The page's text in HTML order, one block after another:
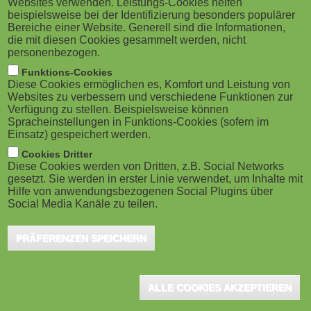
M
o
b
i
l
e
)
g
a
o
n
vereinfachte Sprache in PINKpro, seinen KI-
gestützten Coach für Human Skills. Ziel ist es, digitale
Weiterbildung allen Mitarbeitenden zugänglich zu
machen – unabhängig von Sprachkompetenz oder
Bildungsniveau. Nutzer:innen können die vereinfachte
Sprache flexibel aktivieren.
Im Dialog mit dem Anwender verwendet der PINKpro einen
klareren, kürzeren Satzbau, vermeidet Fachjargon und nutzt
einfacheres Vokabular, um Fähigkeiten wie Kommunikation,
Experten erzielte PINKTUM die sprachliche Vereinfachung, ohne
der PINKpro Fachbegriffe, wie zum Beispiel Big Data, Agilität oder
Design Thinking mit einfachen Beispielen aus dem Alltag, um sie
Websites verwenden. Leistungs-Cookies helfen
beispielsweise bei der Identifizierung besonders populärer
Bereiche einer Website. Generell sind die Informationen,
die mit diesen Cookies gesammelt werden, nicht
personenbezogen.
Funktions-Cookies
Diese Cookies ermöglichen es, Komfort und Leistung von
Websites zu verbessern und verschiedene Funktionen zur
Verfügung zu stellen. Beispielsweise können
Spracheinstellungen in Funktions-Cookies (sofern im
Einsatz) gespeichert werden.
Cookies Dritter
Diese Cookies werden von Dritten, z.B. Social Networks
gesetzt. Sie werden in erster Linie verwendet, um Inhalte mit
Hilfe von anwendungsbezogenen Social Plugins über
Social Media Kanäle zu teilen.
PRÄFERENZEN SPEICHERN
ALLE COOKIES AKZEPTIEREN